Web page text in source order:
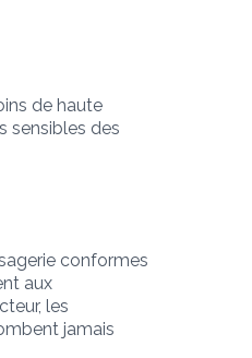
de haute
sensibles des
conformes
aux
les
jamais